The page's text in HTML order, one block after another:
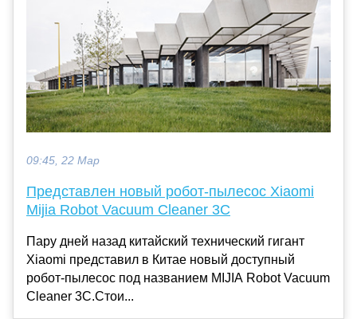
09:45, 22 Мар
Представлен новый робот-пылесос Xiaomi
Mijia Robot Vacuum Cleaner 3C
Пару дней назад китайский технический гигант
Xiaomi представил в Китае новый доступный
робот-пылесос под названием MIJIA Robot Vacuum
Cleaner 3C.Стои...